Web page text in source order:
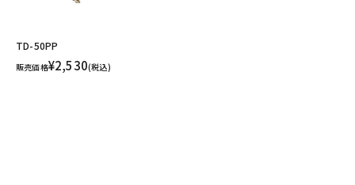
TD-50PP
販売価格¥2,530(税込)